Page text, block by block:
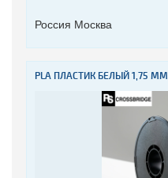
Россия Москва
PLA ПЛАСТИК БЕЛЫЙ 1,75 ММ